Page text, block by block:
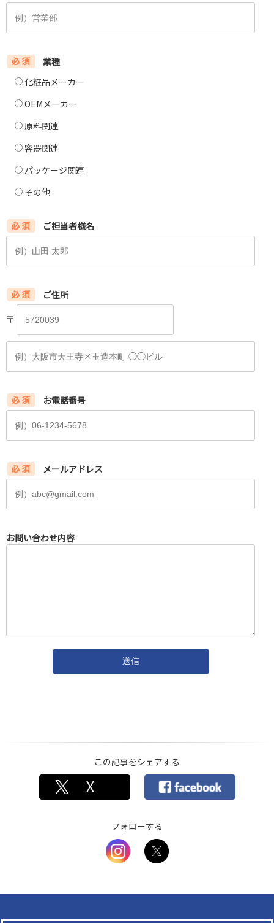
業種
化粧品メーカー
OEMメーカー
原料関連
容器関連
パッケージ関連
その他
ご担当者様名
ご住所
〒
お電話番号
メールアドレス
お問い合わせ内容
この記事をシェアする
フォローする